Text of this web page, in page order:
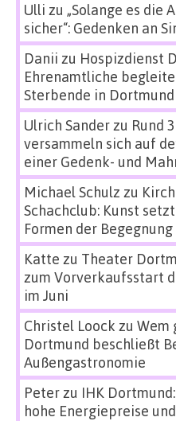
Ulli zu „Solange es die
sicher“: Gedenken an
Danii zu Hospizdienst
Ehrenamtliche
Sterbende in Dortmund
Ulrich Sanderzu Rund
versammeln sich auf
einer Gedenk- und
Michael Schulz zu
Schachclub: Kunst
Formen der Begegnung
Katte zu Theater
zum Vorverkaufsstart
im Juni
Christel Loock zu Wem
Dortmund beschließt
Außengastronomie
Peterzu IHK
hohe Energiepreise